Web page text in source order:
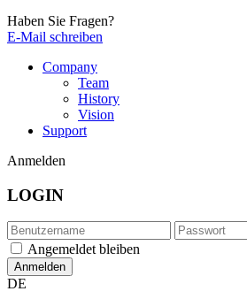
Haben Sie Fragen?
E-Mail schreiben
Company
Team
History
Vision
Support
Anmelden
LOGIN
Angemeldet bleiben
DE